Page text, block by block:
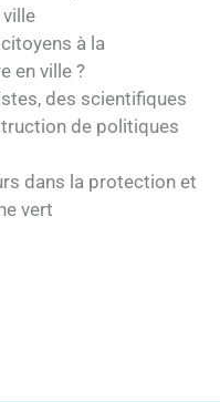
à la
en ville ?
des scientifiques
de politiques
dans la protection et
vert